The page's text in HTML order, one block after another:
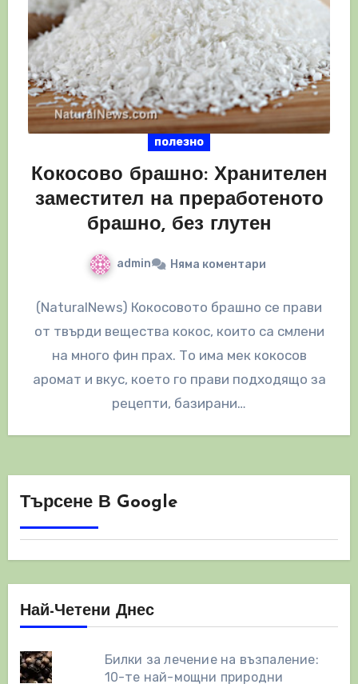
полезно
Кокосово брашно: Хранителен
заместител на преработеното
брашно, без глутен
admin Няма коментари
(NaturalNews) Кокосовото брашно се прави
от твърди вещества кокос, които са смлени
на много фин прах. То има мек кокосов
аромат и вкус, което го прави подходящо за
рецепти, базирани…
Търсене В Google
Най-Четени Днес
Билки за лечение на възпаление:
10-те най-мощни природни